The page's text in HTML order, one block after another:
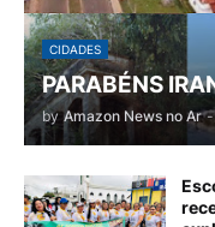
CIDADES
PARABÉNS
by Amazon News no Ar -